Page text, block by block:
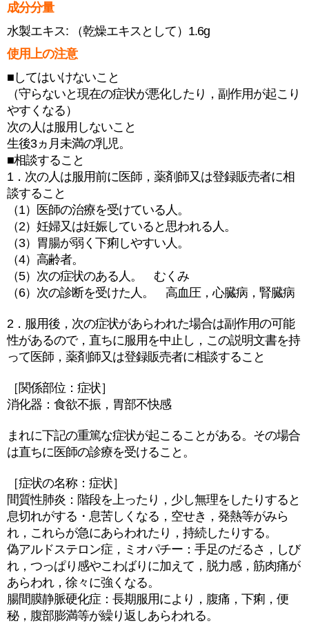
成分分量
水製エキス: （乾燥エキスとして）1.6g
使用上の注意
■してはいけないこと
（守らないと現在の症状が悪化したり，副作用が起こり
やすくなる）
次の人は服用しないこと
生後3ヵ月未満の乳児。
■相談すること
1．次の人は服用前に医師，薬剤師又は登録販売者に相
談すること
（1）医師の治療を受けている人。
（2）妊婦又は妊娠していると思われる人。
（3）胃腸が弱く下痢しやすい人。
（4）高齢者。
（5）次の症状のある人。 むくみ
（6）次の診断を受けた人。 高血圧，心臓病，腎臓病
2．服用後，次の症状があらわれた場合は副作用の可能
性があるので，直ちに服用を中止し，この説明文書を持
って医師，薬剤師又は登録販売者に相談すること
［関係部位：症状］
消化器：食欲不振，胃部不快感
まれに下記の重篤な症状が起こることがある。その場合
は直ちに医師の診療を受けること。
［症状の名称：症状］
間質性肺炎：階段を上ったり，少し無理をしたりすると
息切れがする・息苦しくなる，空せき，発熱等がみら
れ，これらが急にあらわれたり，持続したりする。
偽アルドステロン症，ミオパチー：手足のだるさ，しび
れ，つっぱり感やこわばりに加えて，脱力感，筋肉痛が
あらわれ，徐々に強くなる。
腸間膜静脈硬化症：長期服用により，腹痛，下痢，便
秘，腹部膨満等が繰り返しあらわれる。